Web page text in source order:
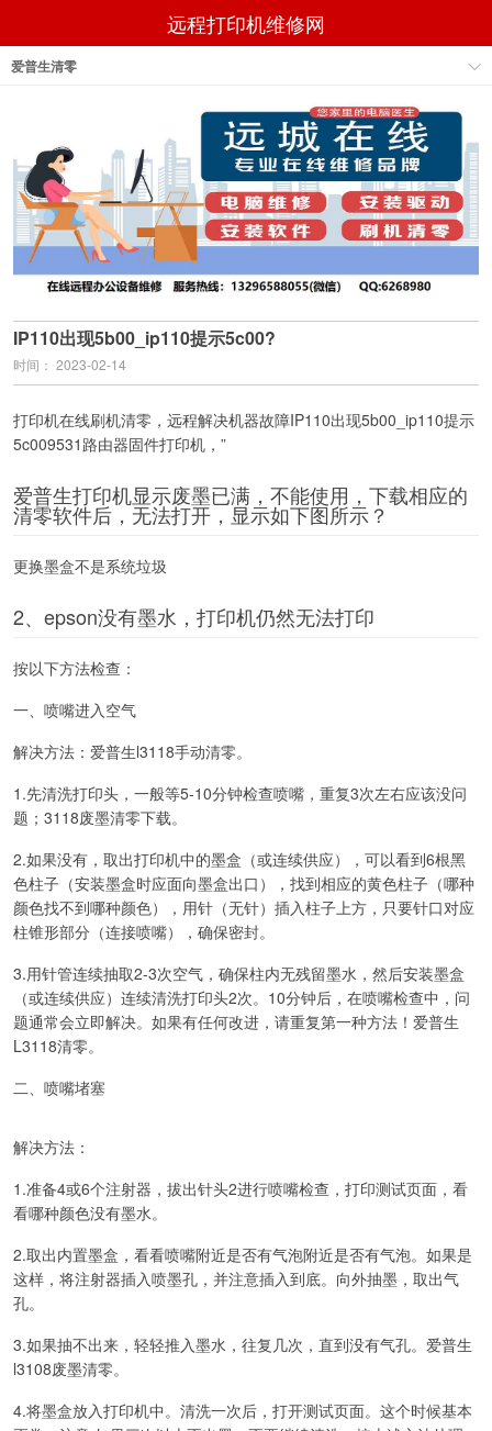
远程打印机维修网
爱普生清零
IP110出现5b00_ip110提示5c00?
时间： 2023-02-14
打印机在线刷机清零，远程解决机器故障IP110出现5b00_ip110提示
5c009531路由器固件打印机，”
爱普生打印机显示废墨已满，不能使用，下载相应的
清零软件后，无法打开，显示如下图所示？
更换墨盒不是系统垃圾
2、epson没有墨水，打印机仍然无法打印
按以下方法检查：
一、喷嘴进入空气
解决方法：爱普生l3118手动清零。
1.先清洗打印头，一般等5-10分钟检查喷嘴，重复3次左右应该没问
题；3118废墨清零下载。
2.如果没有，取出打印机中的墨盒（或连续供应），可以看到6根黑
色柱子（安装墨盒时应面向墨盒出口），找到相应的黄色柱子（哪种
颜色找不到哪种颜色），用针（无针）插入柱子上方，只要针口对应
柱锥形部分（连接喷嘴），确保密封。
3.用针管连续抽取2-3次空气，确保柱内无残留墨水，然后安装墨盒
（或连续供应）连续清洗打印头2次。10分钟后，在喷嘴检查中，问
题通常会立即解决。如果有任何改进，请重复第一种方法！爱普生
L3118清零。
二、喷嘴堵塞
解决方法：
1.准备4或6个注射器，拔出针头2进行喷嘴检查，打印测试页面，看
看哪种颜色没有墨水。
2.取出内置墨盒，看看喷嘴附近是否有气泡附近是否有气泡。如果是
这样，将注射器插入喷墨孔，并注意插入到底。向外抽墨，取出气
孔。
3.如果抽不出来，轻轻推入墨水，往复几次，直到没有气孔。爱普生
l3108废墨清零。
4.将墨盒放入打印机中。清洗一次后，打开测试页面。这个时候基本